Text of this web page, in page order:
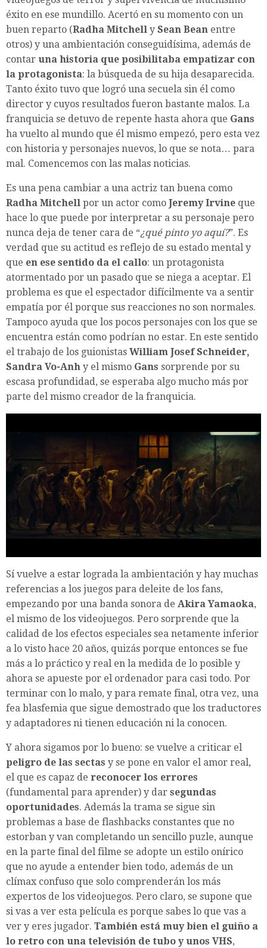
éxito en ese mundillo. Acertó en su momento con un
buen reparto (Radha Mitchell y Sean Bean entre
otros) y una ambientación conseguidísima, además de
contar una historia que posibilitaba empatizar con
la protagonista: la búsqueda de su hija desaparecida.
Tanto éxito tuvo que logró una secuela sin él como
director y cuyos resultados fueron bastante malos. La
franquicia se detuvo de repente hasta ahora que Gans
ha vuelto al mundo que él mismo empezó, pero esta vez
con historia y personajes nuevos, lo que se nota… para
mal. Comencemos con las malas noticias.
Es una pena cambiar a una actriz tan buena como
Radha Mitchell por un actor como Jeremy Irvine que
hace lo que puede por interpretar a su personaje pero
nunca deja de tener cara de “¿qué pinto yo aquí?”. Es
verdad que su actitud es reflejo de su estado mental y
que en ese sentido da el callo: un protagonista
atormentado por un pasado que se niega a aceptar. El
problema es que el espectador difícilmente va a sentir
empatía por él porque sus reacciones no son normales.
Tampoco ayuda que los pocos personajes con los que se
encuentra están como podrían no estar. En este sentido
el trabajo de los guionistas William Josef Schneider,
Sandra Vo-Anh y el mismo Gans sorprende por su
escasa profundidad, se esperaba algo mucho más por
parte del mismo creador de la franquicia.
Sí vuelve a estar lograda la ambientación y hay muchas
referencias a los juegos para deleite de los fans,
empezando por una banda sonora de Akira Yamaoka,
el mismo de los videojuegos. Pero sorprende que la
calidad de los efectos especiales sea netamente inferior
a lo visto hace 20 años, quizás porque entonces se fue
más a lo práctico y real en la medida de lo posible y
ahora se apueste por el ordenador para casi todo. Por
terminar con lo malo, y para remate final, otra vez, una
fea blasfemia que sigue demostrado que los traductores
y adaptadores ni tienen educación ni la conocen.
Y ahora sigamos por lo bueno: se vuelve a criticar el
peligro de las sectas y se pone en valor el amor real,
el que es capaz de reconocer los errores
(fundamental para aprender) y dar segundas
oportunidades. Además la trama se sigue sin
problemas a base de flashbacks constantes que no
estorban y van completando un sencillo puzle, aunque
en la parte final del filme se adopte un estilo onírico
que no ayude a entender bien todo, además de un
clímax confuso que solo comprenderán los más
expertos de los videojuegos. Pero claro, se supone que
si vas a ver esta película es porque sabes lo que vas a
ver y eres jugador. También está muy bien el guiño a
lo retro con una televisión de tubo y unos VHS,